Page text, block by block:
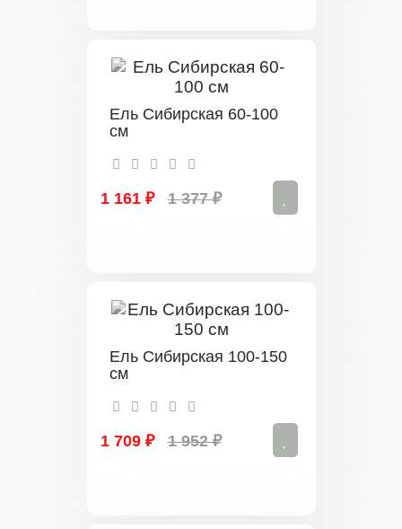
Ель Сибирская 60-100
см
1 161 ₽ 1 377 ₽
Ель Сибирская 100-150
см
1 709 ₽ 1 952 ₽